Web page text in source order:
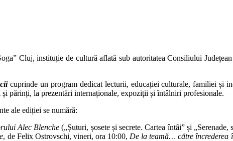
Cluj, instituție de cultură aflată sub autoritatea Consiliului
cuprinde un program dedicat lecturii, educației culturale, familiei și
și părinți, la prezentări internaționale, expoziții și întâlniri profesionale.
ale ediției se numără:
Alec Blenche („Șuturi, șosete și secrete. Cartea întâi” și
, de Felix Ostrovschi, vineri, ora 10:00, De la teamă… către încrederea